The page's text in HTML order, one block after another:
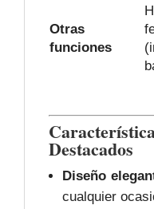
Otras
funciones
Destacados
Diseño
cualquier